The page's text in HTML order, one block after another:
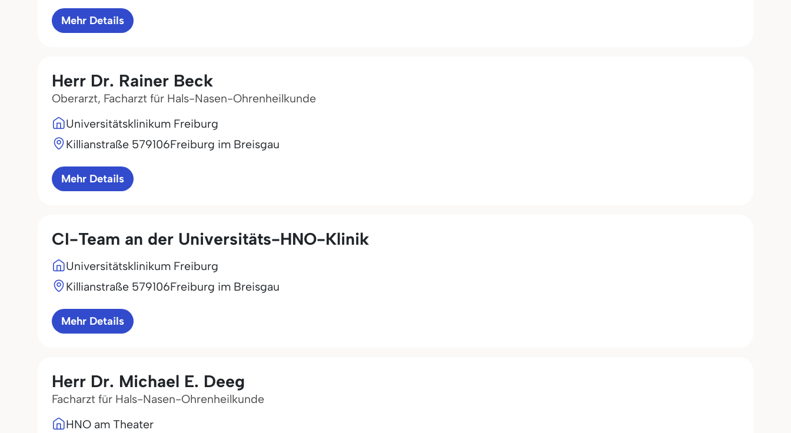
Mehr Details
Herr Dr. Rainer Beck
Oberarzt, Facharzt für Hals-Nasen-Ohrenheilkunde
Universitätsklinikum Freiburg
Killianstraße 579106Freiburg im Breisgau
Mehr Details
CI-Team an der Universitäts-HNO-Klinik
Universitätsklinikum Freiburg
Killianstraße 579106Freiburg im Breisgau
Mehr Details
Herr Dr. Michael E. Deeg
Facharzt für Hals-Nasen-Ohrenheilkunde
HNO am Theater